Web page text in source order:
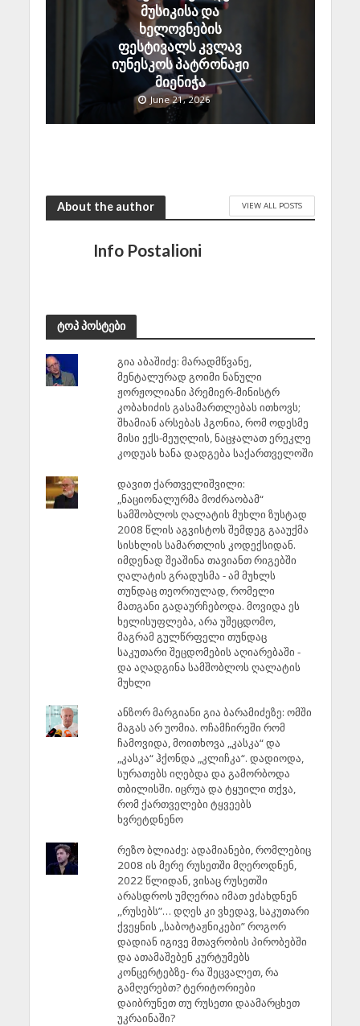
მუსიკისა და
ხელოვნების
ფესტივალს კვლავ
იუნესკოს პატრონაჟი
მიენიჭა
June 21, 2026
About the author VIEW ALL POSTS
Info Postalioni
ტოპ პოსტები
გია აბაშიძე: მარადმწვანე,
მენტალურად გოიმი ნანული
ჟორჟოლიანი პრემიერ-მინისტრ
კობახიძის გასამართლებას ითხოვს;
შხამიან არსებას ჰგონია, რომ ოდესმე
მისი ექს-მეუღლის, ნაცჯალათ ერეკლე
კოდუას ხანა დადგება საქართველოში
დავით ქართველიშვილი:
„ნაციონალურმა მოძრაობამ“
სამშობლოს ღალატის მუხლი ზუსტად
2008 წლის აგვისტოს შემდეგ გააუქმა
სისხლის სამართლის კოდექსიდან.
იმდენად შეაშინა თავიანთ რიგებში
ღალატის გრადუსმა - ამ მუხლს
თუნდაც თეორიულად, რომელი
მათგანი გადაურჩებოდა. მოვიდა ეს
ხელისუფლება, არა უშეცდომო,
მაგრამ გულწრფელი თუნდაც
საკუთარი შეცდომების აღიარებაში -
და აღადგინა სამშობლოს ღალატის
მუხლი
ანზორ მარგიანი გია ბარამიძეზე: ომში
მაგას არ უომია. ოჩამჩირეში რომ
ჩამოვიდა, მოითხოვა „კასკა“ და
„კასკა“ ჰქონდა „კლიჩკა“. დადიოდა,
სურათებს იღებდა და გამორბოდა
თბილისში. იცრუა და ტყუილი თქვა,
რომ ქართველები ტყვეებს
ხვრეტდნენო
რეზო ბლიაძე: ადამიანები, რომლებიც
2008 ის მერე რუსეთში მღეროდნენ,
2022 წლიდან, ვისაც რუსეთში
არასდროს უმღერია იმათ ეძახდნენ
,,რუსებს”… დღეს კი ვხედავ, საკუთარი
ქვეყნის ,,საბოტაჟნიკები” როგორ
დადიან იგივე მთავრობის პირობებში
და ათამაშებენ კურტუმებს
კონცერტებზე- რა შეცვალეთ, რა
გამღერებთ? ტერიტორიები
დაიბრუნეთ თუ რუსეთი დაამარცხეთ
უკრაინაში?